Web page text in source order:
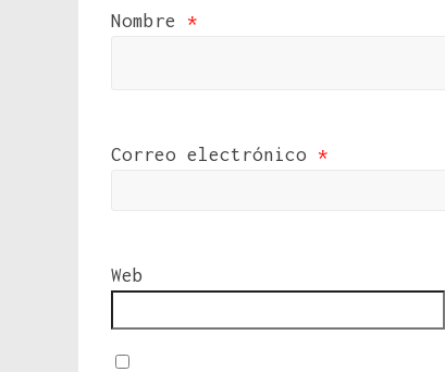
Nombre *
Correo electrónico *
Web